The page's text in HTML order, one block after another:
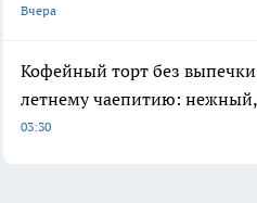
Вчера
Кофейный торт без
летнему чаепитию:
03:30